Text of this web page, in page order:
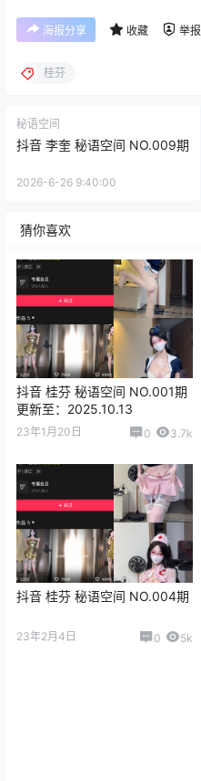
海报分享 收藏 举报
桂芬
秘语空间
抖音 李奎 秘语空间 NO.009期
2026-6-26 9:40:00
猜你喜欢
抖音 桂芬 秘语空间 NO.001期
更新至：2025.10.13
23年1月20日 0 3.7k
抖音 桂芬 秘语空间 NO.004期
23年2月4日 0 5k